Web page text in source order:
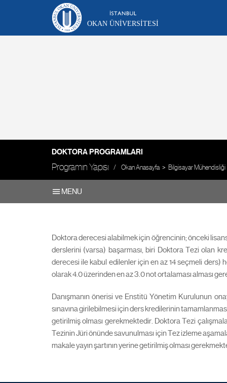
OKAN ÜNIVERSITESI
DOKTORA PROGRAMLARI
Programın Yapısı Okan Anasayfa Bilgisayar Mühendisliği
MENU
Doktora derecesi alabilmek için öğrencinin; önceki lisans
derslerini (varsa) başarması, biri Doktora Tezi olan
derecesi ile kabul edilenler için en az 14 seçmeli ders)
olarak 4.0 üzerinden en az 3.0 not ortalaması alması
Danışmanın önerisi ve Enstitü Yönetim Kurulunun
sınavına girilebilmesi için ders kredilerinin
getirilmiş olması gerekmektedir. Doktora Tezi
Tezinin Jüri önünde savunulması için Tez izleme
makale yayın şartının yerine getirilmiş olması